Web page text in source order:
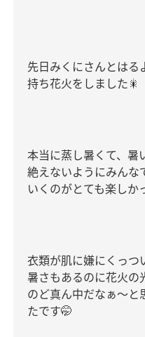
先日みくにさんとはる
持ち花火をしました🎇
本当に蒸し暑くて、暑
絶えないようにみんな
いくのがとても楽しか
衣類が肌に嫌にくっつ
暑さもあるのに花火の
のど真ん中だなぁ〜と
たです🤭